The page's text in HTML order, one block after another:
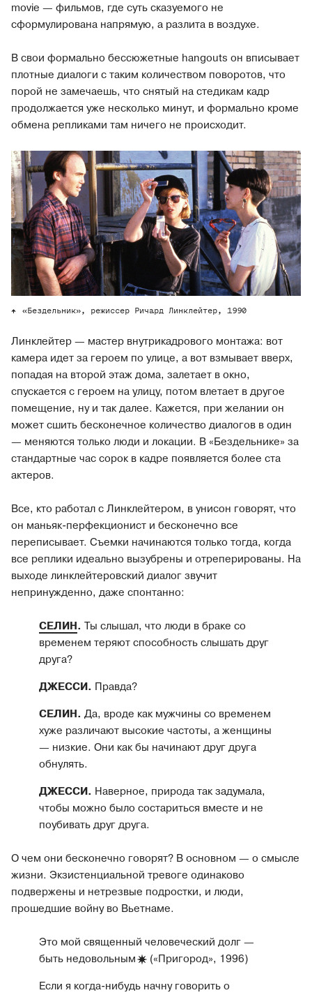
movie — фильмов, где суть сказуемого не
сформулирована напрямую, а разлита в воздухе.
В свои формально бессюжетные hangouts он вписывает
плотные диалоги с таким количеством поворотов, что
порой не замечаешь, что снятый на стедикам кадр
продолжается уже несколько минут, и формально кроме
обмена репликами там ничего не происходит.
«Бездельник», режиссер Ричард Линклейтер, 1990
Линклейтер — мастер внутрикадрового монтажа: вот
камера идет за героем по улице, а вот взмывает вверх,
попадая на второй этаж дома, залетает в окно,
спускается с героем на улицу, потом влетает в другое
помещение, ну и так далее. Кажется, при желании он
может сшить бесконечное количество диалогов в один
— меняются только люди и локации. В «Бездельнике» за
стандартные час сорок в кадре появляется более ста
актеров.
Все, кто работал с Линклейтером, в унисон говорят, что
он маньяк-перфекционист и бесконечно все
переписывает. Съемки начинаются только тогда, когда
все реплики идеально вызубрены и отреперированы. На
выходе линклейтеровский диалог звучит
непринужденно, даже спонтанно:
СЕЛИН. Ты слышал, что люди в браке со
временем теряют способность слышать друг
друга?
ДЖЕССИ. Правда?
СЕЛИН. Да, вроде как мужчины со временем
хуже различают высокие частоты, а женщины
— низкие. Они как бы начинают друг друга
обнулять.
ДЖЕССИ. Наверное, природа так задумала,
чтобы можно было состариться вместе и не
поубивать друг друга.
О чем они бесконечно говорят? В основном — о смысле
жизни. Экзистенциальной тревоге одинаково
подвержены и нетрезвые подростки, и люди,
прошедшие войну во Вьетнаме.
Это мой священный человеческий долг —
быть недовольным
(«Пригород», 1996)
Если я когда-нибудь начну говорить о